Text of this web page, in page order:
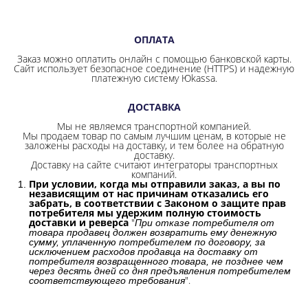
ОПЛАТА
Заказ можно оплатить онлайн с помощью банковской карты.
Сайт использует безопасное соединение (HTTPS) и надежную
платежную систему Юkassa.
ДОСТАВКА
Мы не являемся транспортной компанией.
Мы продаем товар по самым лучшим ценам, в которые не
заложены расходы на доставку, и тем более на обратную
доставку.
Доставку на сайте считают интеграторы транспортных
компаний.
При условии, когда мы отправили заказ, а вы по
независящим от нас причинам отказались его
забрать, в соответствии с Законом о защите прав
потребителя мы удержим полную стоимость
доставки и реверса "При отказе потребителя от
товара продавец должен возвратить ему денежную
сумму, уплаченную потребителем по договору, за
исключением расходов продавца на доставку от
потребителя возвращенного товара, не позднее чем
через десять дней со дня предъявления потребителем
соответствующего требования".